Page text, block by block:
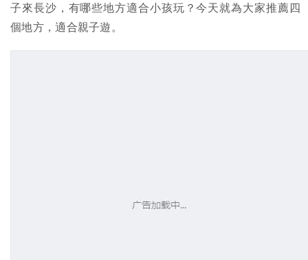
子來長沙，有哪些地方適合小孩玩？今天就為大家推薦四
個地方，適合親子遊。